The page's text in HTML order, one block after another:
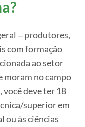
‒ produtores,
com formação
ao setor
moram no campo
você deve ter 18
superior em
ou às ciências